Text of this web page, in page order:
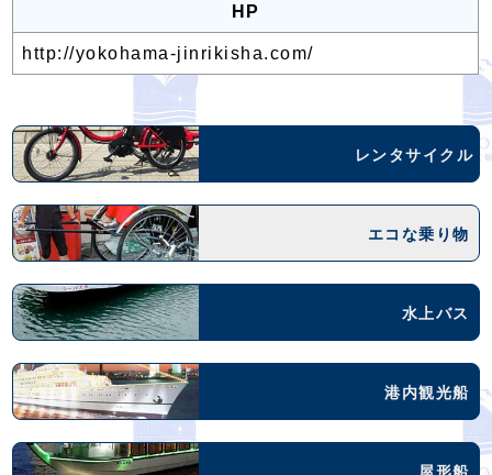
HP
http://yokohama-jinrikisha.com/
レンタサイクル
エコな乗り物
水上バス
港内観光船
屋形船